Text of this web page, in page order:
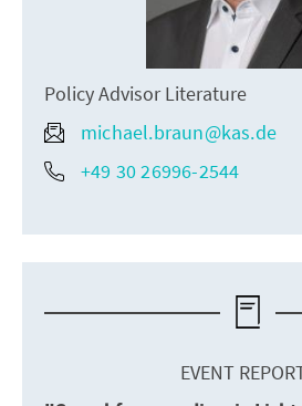
Policy Advisor Literature
michael.braun@kas.de
+49 30 26996-2544
EVENT